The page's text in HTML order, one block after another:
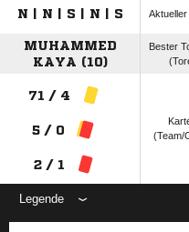
N | N | S | N | S
MUHAMMED
KAYA (10)
Bester
71 / 4
5 / 0
2 / 1
(Team/
Legende